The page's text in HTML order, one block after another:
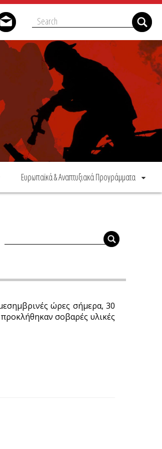
Ευρωπαϊκά & Αναπτυξιακά Προγράμματα
ώρες σήμερα, 30
σοβαρές υλικές